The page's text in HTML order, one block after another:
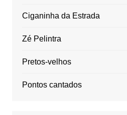
Ciganinha da Estrada
Zé Pelintra
Pretos-velhos
Pontos cantados